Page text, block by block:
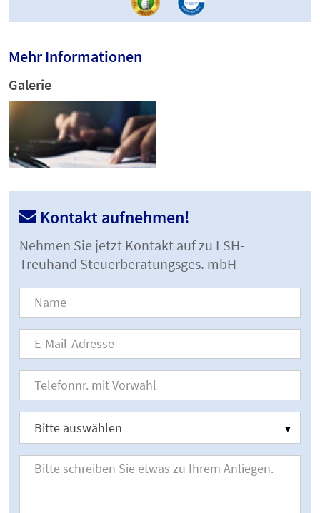
Mehr Informationen
Galerie
Kontakt aufnehmen!
Nehmen Sie jetzt Kontakt auf zu LSH-
Treuhand Steuerberatungsges. mbH